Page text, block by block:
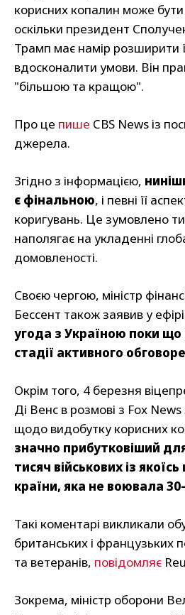
корисних копалин може
оскільки президент
Трамп має намір розширити
вдосконалити умови. Він
"більшою та кращою".
Про це пише CBS News із
джерела.
Згідно з інформацією,
є фінальною, і певні її
коригувань. Це зумовлено
наполягає на укладенні
домовленості.
Своєю чергою, міністр
Бессент також заявив у
угода з Україною поки що
стадії активного
Окрім того, 4 березня
Ді Венс в розмові з Fox
щодо видобутку корисних
значно прибутковіший
тисяч військових із
країни, яка не воювала
Такі коментарі викликали
британських і французьких
та ветеранів, повідомляє
Зокрема, міністр оборони